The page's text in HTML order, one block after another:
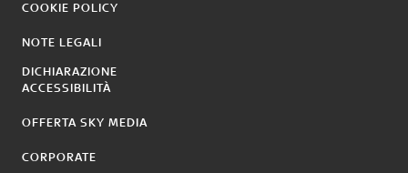
COOKIE POLICY
NOTE LEGALI
DICHIARAZIONE
ACCESSIBILITÀ
OFFERTA SKY MEDIA
CORPORATE